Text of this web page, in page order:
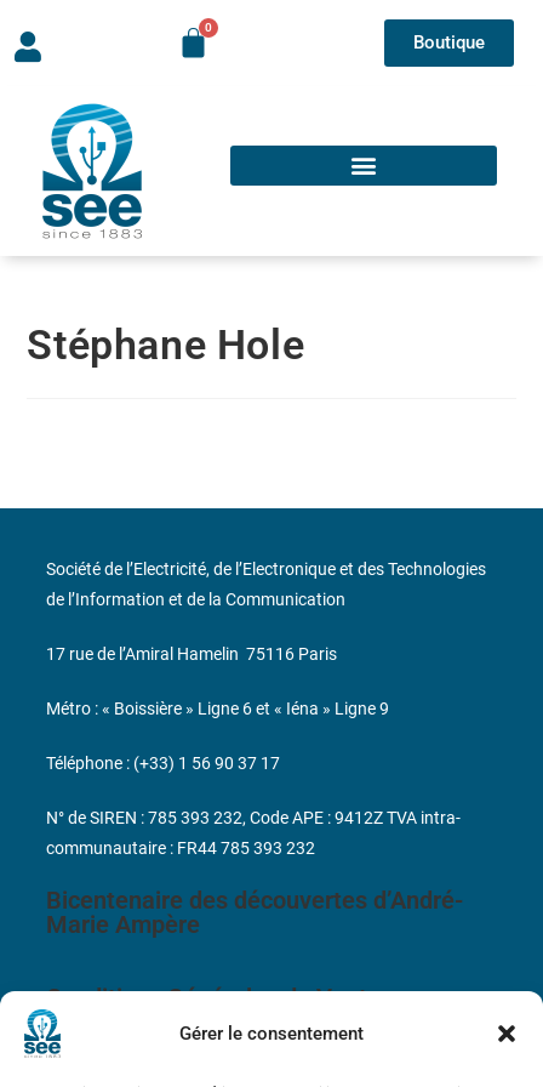
Gérer le consentement
Boutique
Stéphane Hole
Bicentenaire des découvertes d’André-
Marie Ampère
Conditions Générales de Vente
Société de l’Electricité, de l’Electronique et des Technologies
de l’Information et de la Communication
17 rue de l’Amiral Hamelin 75116 Paris
Métro : « Boissière » Ligne 6 et « Iéna » Ligne 9
Téléphone : (+33) 1 56 90 37 17
N° de SIREN : 785 393 232, Code APE : 9412Z TVA intra-
communautaire : FR44 785 393 232